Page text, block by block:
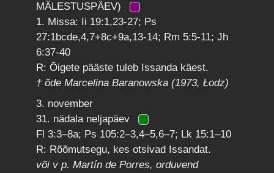
MÄLESTUSPÄEV)
1. Missa: Ii 19:1,23-27; Ps
27:1bcde,4,7+8c+9a,13-14; Rm 5:5-11; Jh
6:37-40
R: Õigete pääste tuleb Issanda käest.
† õde Marcelina Baranowska (1973, Łodz)
3. november
31. nädala neljapäev
Fl 3:3–8a; Ps 105:2–3,4–5,6–7; Lk 15:1–10
R: Rõõmutsegu, kes otsivad Issandat.
või v p. Martín de Porres, orduvend